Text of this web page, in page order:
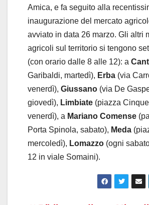
Amica, e fa seguito alla
inaugurazione del mercato
avviato in data 26 marzo. Gli altri
agricoli sul territorio si tengono
(con orario dalle 8 alle 12): a
Garibaldi, martedì), Erba (via
venerdì), Giussano (via De
giovedì), Limbiate (piazza
venerdì), a Mariano Comense
Porta Spinola, sabato), Meda
mercoledì), Lomazzo (ogni
12 in viale Somaini).